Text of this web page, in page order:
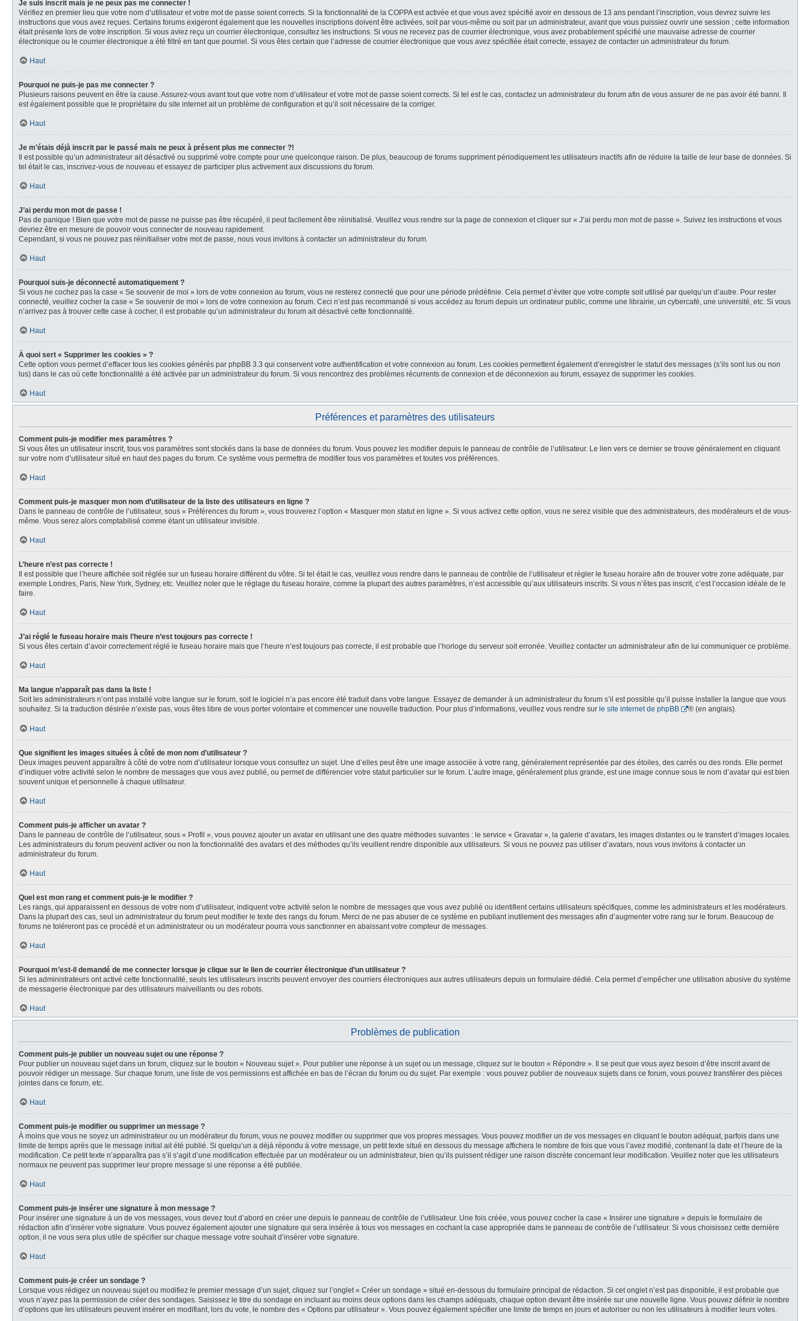
Je suis inscrit mais je ne peux pas me connecter !
Vérifiez en premier lieu que votre nom d’utilisateur et votre mot de passe soient corrects. Si la fonctionnalité de la COPPA est activée et que vous avez spécifié avoir en dessous de 13 ans pendant l’inscription, vous devrez suivre les
instructions que vous avez reçues. Certains forums exigeront également que les nouvelles inscriptions doivent être activées, soit par vous-même ou soit par un administrateur, avant que vous puissiez ouvrir une session ; cette information
était présente lors de votre inscription. Si vous aviez reçu un courrier électronique, consultez les instructions. Si vous ne recevez pas de courrier électronique, vous avez probablement spécifié une mauvaise adresse de courrier
électronique ou le courrier électronique a été filtré en tant que pourriel. Si vous êtes certain que l’adresse de courrier électronique que vous avez spécifiée était correcte, essayez de contacter un administrateur du forum.
Haut
Pourquoi ne puis-je pas me connecter ?
Plusieurs raisons peuvent en être la cause. Assurez-vous avant tout que votre nom d’utilisateur et votre mot de passe soient corrects. Si tel est le cas, contactez un administrateur du forum afin de vous assurer de ne pas avoir été banni. Il
est également possible que le propriétaire du site internet ait un problème de configuration et qu’il soit nécessaire de la corriger.
Haut
Je m’étais déjà inscrit par le passé mais ne peux à présent plus me connecter ?!
Il est possible qu’un administrateur ait désactivé ou supprimé votre compte pour une quelconque raison. De plus, beaucoup de forums suppriment périodiquement les utilisateurs inactifs afin de réduire la taille de leur base de données. Si
tel était le cas, inscrivez-vous de nouveau et essayez de participer plus activement aux discussions du forum.
Haut
J’ai perdu mon mot de passe !
Pas de panique ! Bien que votre mot de passe ne puisse pas être récupéré, il peut facilement être réinitialisé. Veuillez vous rendre sur la page de connexion et cliquer sur « J’ai perdu mon mot de passe ». Suivez les instructions et vous
devriez être en mesure de pouvoir vous connecter de nouveau rapidement.
Cependant, si vous ne pouvez pas réinitialiser votre mot de passe, nous vous invitons à contacter un administrateur du forum.
Haut
Pourquoi suis-je déconnecté automatiquement ?
Si vous ne cochez pas la case « Se souvenir de moi » lors de votre connexion au forum, vous ne resterez connecté que pour une période prédéfinie. Cela permet d’éviter que votre compte soit utilisé par quelqu’un d’autre. Pour rester
connecté, veuillez cocher la case « Se souvenir de moi » lors de votre connexion au forum. Ceci n’est pas recommandé si vous accédez au forum depuis un ordinateur public, comme une librairie, un cybercafé, une université, etc. Si vous
n’arrivez pas à trouver cette case à cocher, il est probable qu’un administrateur du forum ait désactivé cette fonctionnalité.
Haut
À quoi sert « Supprimer les cookies » ?
Cette option vous permet d’effacer tous les cookies générés par phpBB 3.3 qui conservent votre authentification et votre connexion au forum. Les cookies permettent également d’enregistrer le statut des messages (s’ils sont lus ou non
lus) dans le cas où cette fonctionnalité a été activée par un administrateur du forum. Si vous rencontrez des problèmes récurrents de connexion et de déconnexion au forum, essayez de supprimer les cookies.
Haut
Préférences et paramètres des utilisateurs
Comment puis-je modifier mes paramètres ?
Si vous êtes un utilisateur inscrit, tous vos paramètres sont stockés dans la base de données du forum. Vous pouvez les modifier depuis le panneau de contrôle de l’utilisateur. Le lien vers ce dernier se trouve généralement en cliquant
sur votre nom d’utilisateur situé en haut des pages du forum. Ce système vous permettra de modifier tous vos paramètres et toutes vos préférences.
Haut
Comment puis-je masquer mon nom d’utilisateur de la liste des utilisateurs en ligne ?
Dans le panneau de contrôle de l’utilisateur, sous « Préférences du forum », vous trouverez l’option « Masquer mon statut en ligne ». Si vous activez cette option, vous ne serez visible que des administrateurs, des modérateurs et de vous-
même. Vous serez alors comptabilisé comme étant un utilisateur invisible.
Haut
L’heure n’est pas correcte !
Il est possible que l’heure affichée soit réglée sur un fuseau horaire différent du vôtre. Si tel était le cas, veuillez vous rendre dans le panneau de contrôle de l’utilisateur et régler le fuseau horaire afin de trouver votre zone adéquate, par
exemple Londres, Paris, New York, Sydney, etc. Veuillez noter que le réglage du fuseau horaire, comme la plupart des autres paramètres, n’est accessible qu’aux utilisateurs inscrits. Si vous n’êtes pas inscrit, c’est l’occasion idéale de le
faire.
Haut
J’ai réglé le fuseau horaire mais l’heure n’est toujours pas correcte !
Si vous êtes certain d’avoir correctement réglé le fuseau horaire mais que l’heure n’est toujours pas correcte, il est probable que l’horloge du serveur soit erronée. Veuillez contacter un administrateur afin de lui communiquer ce problème.
Haut
Ma langue n’apparaît pas dans la liste !
Soit les administrateurs n’ont pas installé votre langue sur le forum, soit le logiciel n’a pas encore été traduit dans votre langue. Essayez de demander à un administrateur du forum s’il est possible qu’il puisse installer la langue que vous
souhaitez. Si la traduction désirée n’existe pas, vous êtes libre de vous porter volontaire et commencer une nouvelle traduction. Pour plus d’informations, veuillez vous rendre sur le site internet de phpBB ® (en anglais).
Haut
Que signifient les images situées à côté de mon nom d’utilisateur ?
Deux images peuvent apparaître à côté de votre nom d’utilisateur lorsque vous consultez un sujet. Une d’elles peut être une image associée à votre rang, généralement représentée par des étoiles, des carrés ou des ronds. Elle permet
d’indiquer votre activité selon le nombre de messages que vous avez publié, ou permet de différencier votre statut particulier sur le forum. L’autre image, généralement plus grande, est une image connue sous le nom d’avatar qui est bien
souvent unique et personnelle à chaque utilisateur.
Haut
Comment puis-je afficher un avatar ?
Dans le panneau de contrôle de l’utilisateur, sous « Profil », vous pouvez ajouter un avatar en utilisant une des quatre méthodes suivantes : le service « Gravatar », la galerie d’avatars, les images distantes ou le transfert d’images locales.
Les administrateurs du forum peuvent activer ou non la fonctionnalité des avatars et des méthodes qu’ils veuillent rendre disponible aux utilisateurs. Si vous ne pouvez pas utiliser d’avatars, nous vous invitons à contacter un
administrateur du forum.
Haut
Quel est mon rang et comment puis-je le modifier ?
Les rangs, qui apparaissent en dessous de votre nom d’utilisateur, indiquent votre activité selon le nombre de messages que vous avez publié ou identifient certains utilisateurs spécifiques, comme les administrateurs et les modérateurs.
Dans la plupart des cas, seul un administrateur du forum peut modifier le texte des rangs du forum. Merci de ne pas abuser de ce système en publiant inutilement des messages afin d’augmenter votre rang sur le forum. Beaucoup de
forums ne toléreront pas ce procédé et un administrateur ou un modérateur pourra vous sanctionner en abaissant votre compteur de messages.
Haut
Pourquoi m’est-il demandé de me connecter lorsque je clique sur le lien de courrier électronique d’un utilisateur ?
Si les administrateurs ont activé cette fonctionnalité, seuls les utilisateurs inscrits peuvent envoyer des courriers électroniques aux autres utilisateurs depuis un formulaire dédié. Cela permet d’empêcher une utilisation abusive du système
de messagerie électronique par des utilisateurs malveillants ou des robots.
Haut
Problèmes de publication
Comment puis-je publier un nouveau sujet ou une réponse ?
Pour publier un nouveau sujet dans un forum, cliquez sur le bouton « Nouveau sujet ». Pour publier une réponse à un sujet ou un message, cliquez sur le bouton « Répondre ». Il se peut que vous ayez besoin d’être inscrit avant de
pouvoir rédiger un message. Sur chaque forum, une liste de vos permissions est affichée en bas de l’écran du forum ou du sujet. Par exemple : vous pouvez publier de nouveaux sujets dans ce forum, vous pouvez transférer des pièces
jointes dans ce forum, etc.
Haut
Comment puis-je modifier ou supprimer un message ?
À moins que vous ne soyez un administrateur ou un modérateur du forum, vous ne pouvez modifier ou supprimer que vos propres messages. Vous pouvez modifier un de vos messages en cliquant le bouton adéquat, parfois dans une
limite de temps après que le message initial ait été publié. Si quelqu’un a déjà répondu à votre message, un petit texte situé en dessous du message affichera le nombre de fois que vous l’avez modifié, contenant la date et l’heure de la
modification. Ce petit texte n’apparaîtra pas s’il s’agit d’une modification effectuée par un modérateur ou un administrateur, bien qu’ils puissent rédiger une raison discrète concernant leur modification. Veuillez noter que les utilisateurs
normaux ne peuvent pas supprimer leur propre message si une réponse a été publiée.
Haut
Comment puis-je insérer une signature à mon message ?
Pour insérer une signature à un de vos messages, vous devez tout d’abord en créer une depuis le panneau de contrôle de l’utilisateur. Une fois créée, vous pouvez cocher la case « Insérer une signature » depuis le formulaire de
rédaction afin d’insérer votre signature. Vous pouvez également ajouter une signature qui sera insérée à tous vos messages en cochant la case appropriée dans le panneau de contrôle de l’utilisateur. Si vous choisissez cette dernière
option, il ne vous sera plus utile de spécifier sur chaque message votre souhait d’insérer votre signature.
Haut
Comment puis-je créer un sondage ?
Lorsque vous rédigez un nouveau sujet ou modifiez le premier message d’un sujet, cliquez sur l’onglet « Créer un sondage » situé en-dessous du formulaire principal de rédaction. Si cet onglet n’est pas disponible, il est probable que
vous n’ayez pas la permission de créer des sondages. Saisissez le titre du sondage en incluant au moins deux options dans les champs adéquats, chaque option devant être insérée sur une nouvelle ligne. Vous pouvez définir le nombre
d’options que les utilisateurs peuvent insérer en modifiant, lors du vote, le nombre des « Options par utilisateur ». Vous pouvez également spécifier une limite de temps en jours et autoriser ou non les utilisateurs à modifier leurs votes.